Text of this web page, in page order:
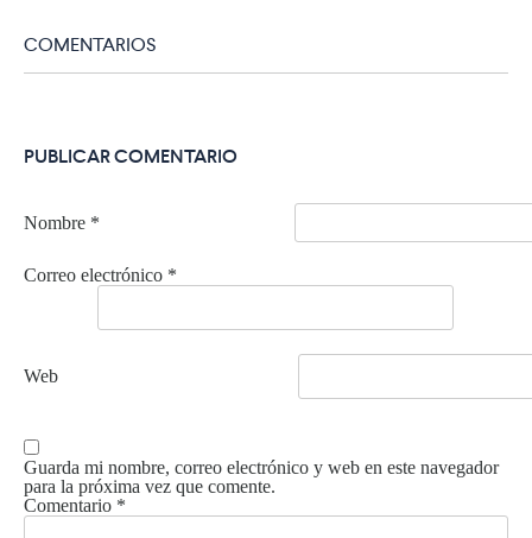
COMENTARIOS
PUBLICAR COMENTARIO
Nombre *
Correo electrónico *
Web
Guarda mi nombre, correo electrónico y web en este navegador
para la próxima vez que comente.
Comentario *